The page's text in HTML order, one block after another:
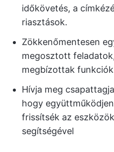
időkövetés, a
riasztások.
Zökkenőmentesen
megosztott
megbízottak
Hívja meg
hogy
frissítsék az
segítségével